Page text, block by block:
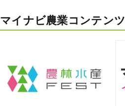
マイナビ農業コンテンツ